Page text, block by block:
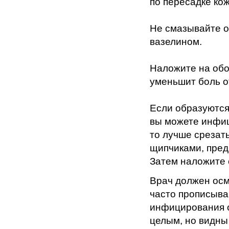
Не смазывайте
вазелином.
Наложите на
уменьшит боль
Если
вы можете
то лучше
щипчиками,
Затем наложите
Врач должен
часто
инфицирования
целым, но видны